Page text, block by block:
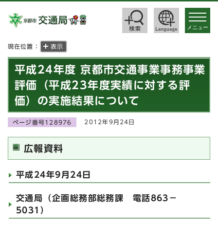
toggle
メニュー
現在位置： 表示
平成24年度 京都市交通事業事務事業
評価（平成23年度実績に対する評
価）の実施結果について
ページ番号128976 2012年9月24日
広報資料
平成24年9月24日
交通局（企画総務部総務課 電話863－
5031）